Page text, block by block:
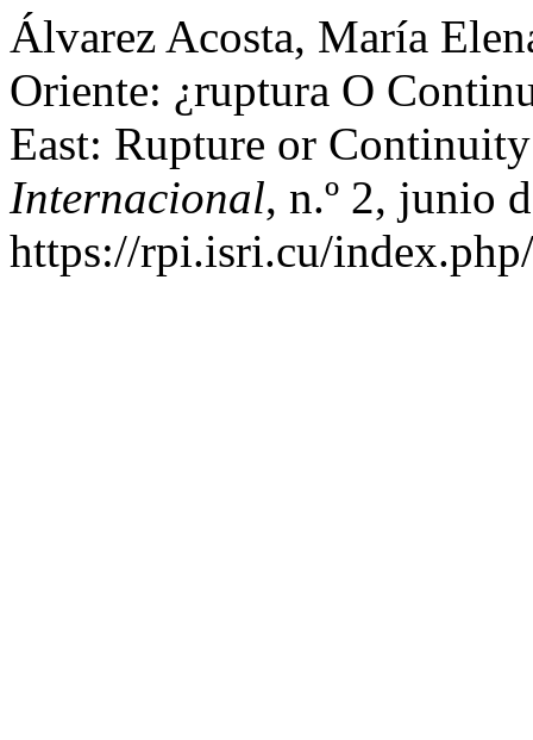
Álvarez Acosta, María
Oriente: ¿ruptura O
East: Rupture or
Internacional, n.º 2, junio
https://rpi.isri.cu/